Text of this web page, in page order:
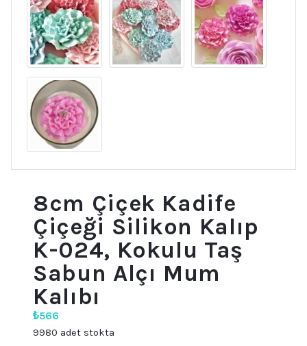
8cm Çiçek Kadife
Çiçeği Silikon Kalıp
K-024, Kokulu Taş
Sabun Alçı Mum
Kalıbı
₺566
9980 adet stokta